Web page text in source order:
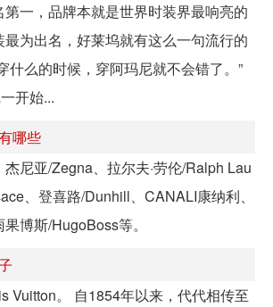
一，品牌本就是世界时装界最响亮的
为出名，好莱坞就有这么一句流行的
什么的时候，穿阿玛尼就不会错了。”
开始...
哪些
尼亚/Zegna、拉尔夫·劳伦/Ralph Lau
、登喜路/Dunhill、CANALI康纳利、
博斯/HugoBoss等。
Vuitton。 自1854年以来，代代相传至